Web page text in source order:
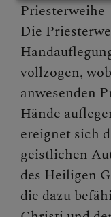
Priesterweihe
Die
vollzogen,
anwesenden
Hände
ereignet sich
geistlichen
des Heiligen
die dazu